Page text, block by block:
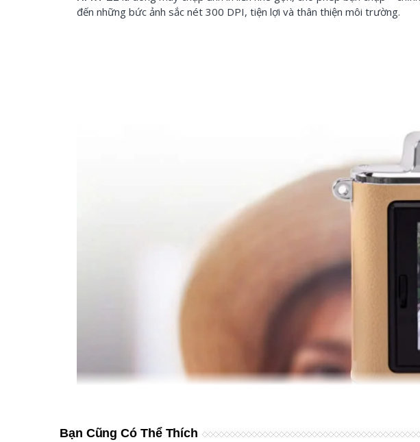
đến những bức ảnh sắc nét 300 DPI, tiện lợi và thân thiện môi trường.
Bạn Cũng Có Thể Thích